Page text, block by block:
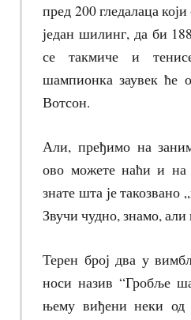
пред 200 гледалаца
један шилинг, да би
се такмиче и
шампионка заувек ће
Вотсон.
Али, пређимо на
ово можете наћи и
знате шта је
Звучи чудно, знамо,
Терен број два у
носи назив “Гробље
њему виђени неки од